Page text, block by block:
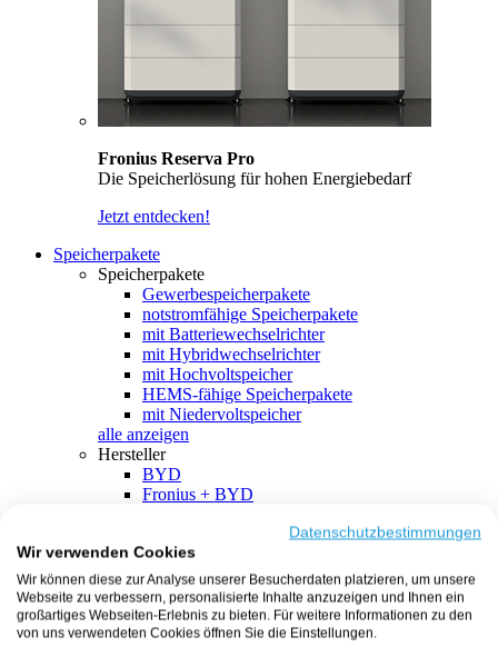
Fronius Reserva Pro
Die Speicherlösung für hohen Energiebedarf
Jetzt entdecken!
Speicherpakete
Speicherpakete
Gewerbespeicherpakete
notstromfähige Speicherpakete
mit Batteriewechselrichter
mit Hybridwechselrichter
mit Hochvoltspeicher
HEMS-fähige Speicherpakete
mit Niedervoltspeicher
alle anzeigen
Hersteller
BYD
Fronius + BYD
SMA + BYD
EcoFlow
EcoFlow + EcoFlow
FENECON
FENECON + FENECON
Datenschutzbestimmungen
Wir verwenden Cookies
Wir können diese zur Analyse unserer Besucherdaten platzieren, um unsere
Webseite zu verbessern, personalisierte Inhalte anzuzeigen und Ihnen ein
großartiges Webseiten-Erlebnis zu bieten. Für weitere Informationen zu den
von uns verwendeten Cookies öffnen Sie die Einstellungen.